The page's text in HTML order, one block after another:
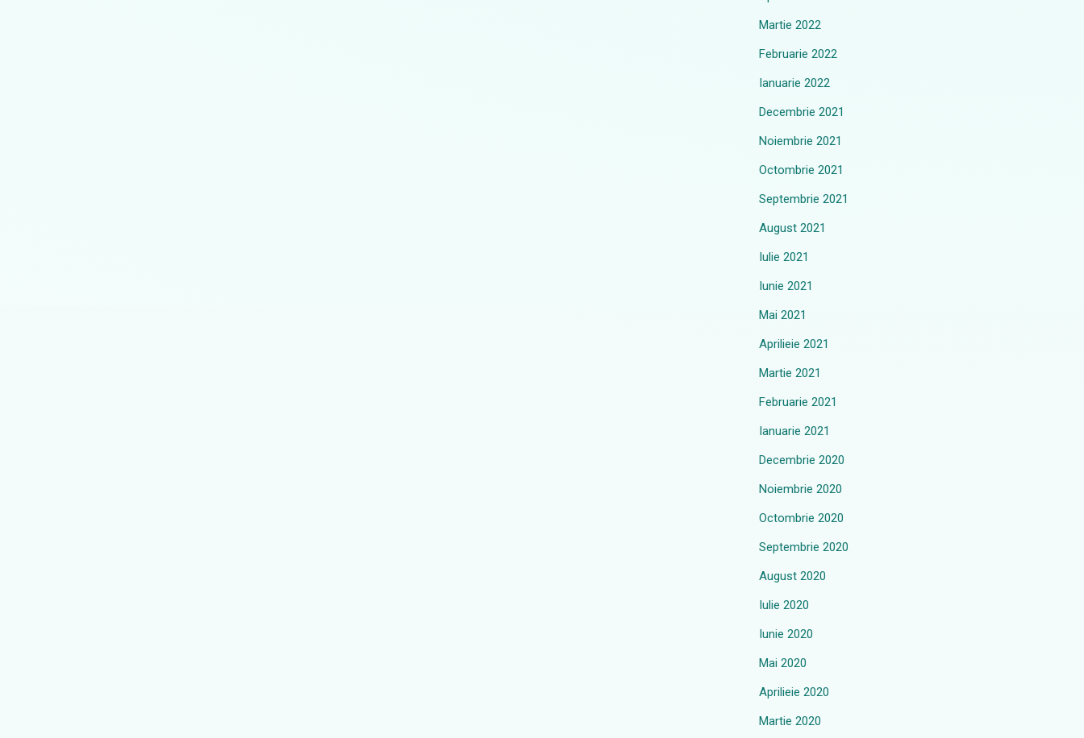
Martie 2022
Februarie 2022
Ianuarie 2022
Decembrie 2021
Noiembrie 2021
Octombrie 2021
Septembrie 2021
August 2021
Iulie 2021
Iunie 2021
Mai 2021
Aprilieie 2021
Martie 2021
Februarie 2021
Ianuarie 2021
Decembrie 2020
Noiembrie 2020
Octombrie 2020
Septembrie 2020
August 2020
Iulie 2020
Iunie 2020
Mai 2020
Aprilieie 2020
Martie 2020